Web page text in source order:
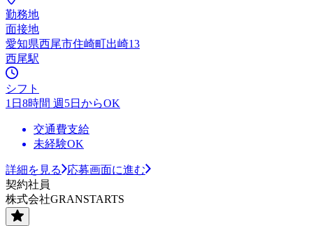
勤務地
面接地
愛知県西尾市住崎町出崎13
西尾駅
シフト
1日8時間 週5日からOK
交通費支給
未経験OK
詳細を見る
応募画面に進む
契約社員
株式会社GRANSTARTS